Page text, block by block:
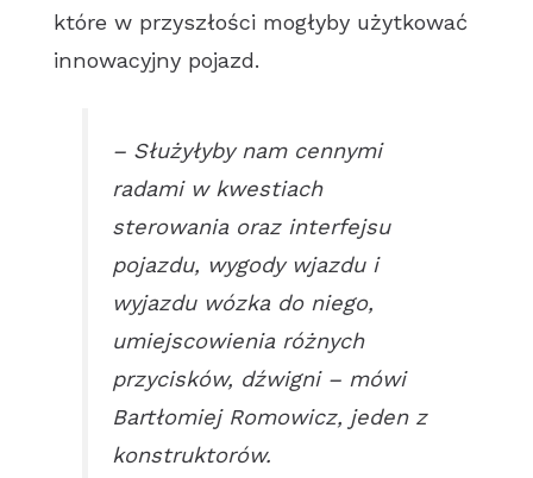
które w przyszłości mogłyby użytkować
innowacyjny pojazd.
– Służyłyby nam cennymi
radami w kwestiach
sterowania oraz interfejsu
pojazdu, wygody wjazdu i
wyjazdu wózka do niego,
umiejscowienia różnych
przycisków, dźwigni – mówi
Bartłomiej Romowicz, jeden z
konstruktorów.